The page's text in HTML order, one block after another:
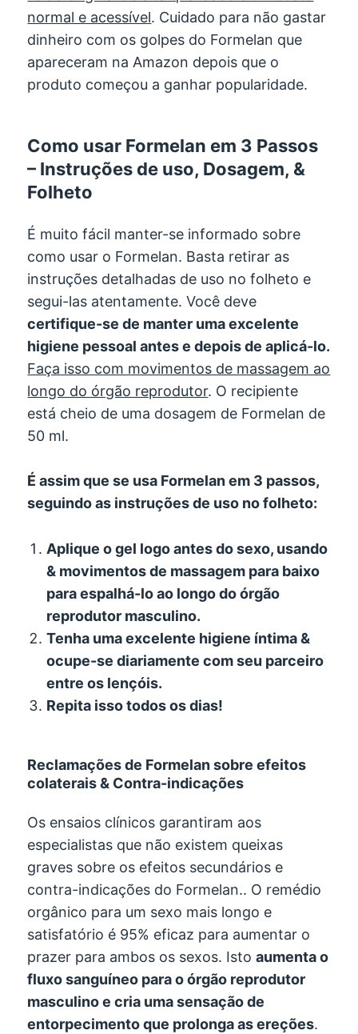
normal e acessível. Cuidado para não gastar
dinheiro com os golpes do Formelan que
apareceram na Amazon depois que o
produto começou a ganhar popularidade.
Como usar Formelan em 3 Passos
– Instruções de uso, Dosagem, &
Folheto
É muito fácil manter-se informado sobre
como usar o Formelan. Basta retirar as
instruções detalhadas de uso no folheto e
segui-las atentamente. Você deve
certifique-se de manter uma excelente
higiene pessoal antes e depois de aplicá-lo.
Faça isso com movimentos de massagem ao
longo do órgão reprodutor. O recipiente
está cheio de uma dosagem de Formelan de
50 ml.
É assim que se usa Formelan em 3 passos,
seguindo as instruções de uso no folheto:
Aplique o gel logo antes do sexo, usando
& movimentos de massagem para baixo
para espalhá-lo ao longo do órgão
reprodutor masculino.
Tenha uma excelente higiene íntima &
ocupe-se diariamente com seu parceiro
entre os lençóis.
Repita isso todos os dias!
Reclamações de Formelan sobre efeitos
colaterais & Contra-indicações
Os ensaios clínicos garantiram aos
especialistas que não existem queixas
graves sobre os efeitos secundários e
contra-indicações do Formelan.. O remédio
orgânico para um sexo mais longo e
satisfatório é 95% eficaz para aumentar o
prazer para ambos os sexos. Istoaumenta o
fluxo sanguíneo para o órgão reprodutor
masculino e cria uma sensação de
entorpecimento que prolonga as ereções.